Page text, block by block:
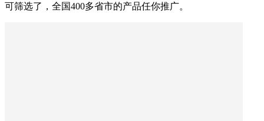
可筛选了，全国400多省市的产品任你推广。